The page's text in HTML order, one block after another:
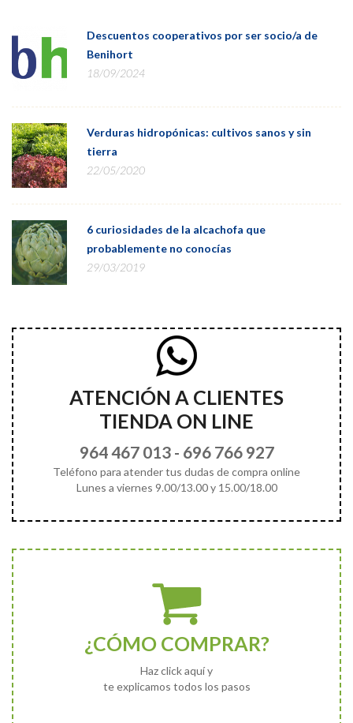
Descuentos cooperativos por ser socio/a de
Benihort
18/09/2024
Verduras hidropónicas: cultivos sanos y sin
tierra
22/05/2020
6 curiosidades de la alcachofa que
probablemente no conocías
29/03/2019
ATENCIÓN A CLIENTES
TIENDA ON LINE
964 467 013- 696 766 927
Teléfono para atender tus dudas de compra online
Lunes a viernes 9.00/13.00 y 15.00/18.00
¿CÓMO COMPRAR?
Haz click aquí y
te explicamos todos los pasos